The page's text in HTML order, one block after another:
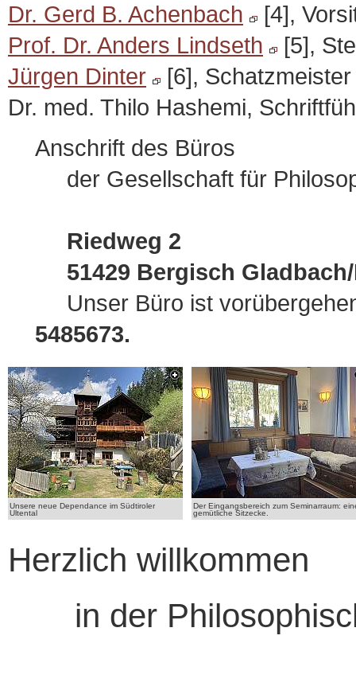
Dr. Gerd B. Achenbach
[4],
Prof. Dr. Anders Lindseth
[5],
Jürgen Dinter
[6], Schatzmeister
Dr. med. Thilo Hashemi,
Anschrift des Büros
der Gesellschaft für
Riedweg 2
51429 Bergisch
Unser Büro ist
5485673.
Unsere neue Dependance im Südtiroler
Ultental
Der Eingangsbereich zum Seminarraum:
gemütliche Sitzecke.
Herzlich willkommen
in der